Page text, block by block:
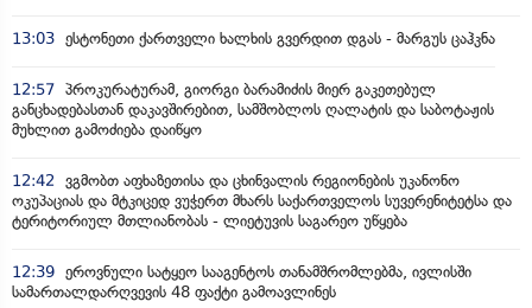
13:03 ესტონეთი ქართველი ხალხის გვერდით დგას - მარგუს ცაჰკნა
12:57 პროკურატურამ, გიორგი ბარამიძის მიერ გაკეთებულ
განცხადებასთან დაკავშირებით, სამშობლოს ღალატის და საბოტაჟის
მუხლით გამოძიება დაიწყო
12:42 ვგმობთ აფხაზეთისა და ცხინვალის რეგიონების უკანონო
ოკუპაციას და მტკიცედ ვუჭერთ მხარს საქართველოს სუვერენიტეტსა და
ტერიტორიულ მთლიანობას - ლიეტუვის საგარეო უწყება
12:39 ეროვნული სატყეო სააგენტოს თანამშრომლებმა, ივლისში
სამართალდარღვევის 48 ფაქტი გამოავლინეს